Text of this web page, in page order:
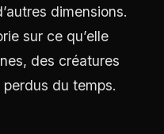
dimensions.
sur ce qu’elle
des créatures
du temps.